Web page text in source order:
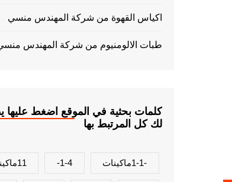
اكياس القهوة من شركة المهندس منسي
طبات الالومنيوم من شركة المهندس
كلمات بحثية في الموقع اضغط عليها
لك كل المرتبط بها
-1-1ماكينات 1-4- 11ماكينات